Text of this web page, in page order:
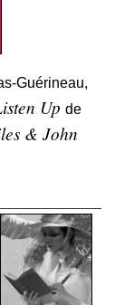
Guérineau,
Up de
& John